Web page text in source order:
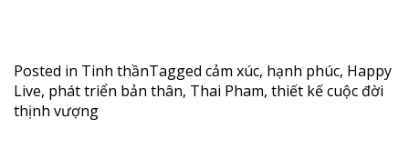
Posted in Tinh thầnTagged cảm xúc, hạnh phúc, Happy
Live, phát triển bản thân, Thai Pham, thiết kế cuộc đời
thịnh vượng